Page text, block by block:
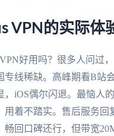
VPN的实际体
好用吗？很多人问过
专线稀缺。高峰期看B站
，iOS偶尔闪退。最恼人
用着不踏实。售后服务回
畅回口碑还行，但带宽